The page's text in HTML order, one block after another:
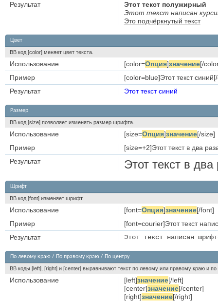
Этот текст полужирный
Этот текст написан
Это подчёркнутый текст
Результат
Цвет
BB код [color] меняет цвет текста.
[color=Опция]значение[/
Использование
[color=blue]Этот текст
Пример
Этот текст синий
Результат
Размер
BB код [size] позволяет изменять размер шрифта.
[size=Опция]значение[/size]
Использование
[size=+2]Этот текст в два
Пример
Этот текст в
Результат
Шрифт
BB код [font] изменяет шрифт.
[font=Опция]значение[/font]
Использование
[font=courier]Этот текст
Пример
Этот текст написан
Результат
По левому краю / По правому краю / По центру
BB коды [left], [right] и [center] выравнивают текст по левому или правому краю и по
[left]значение[/left]
[center]значение[/center]
[right]значение[/right]
Использование